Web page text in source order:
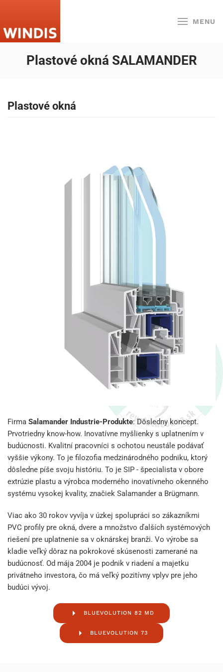
MENU
Plastové okná SALAMANDER
Plastové okná
Firma Salamander Industrie-Produkte: Dôsledny koncept.
Prvotriedny know-how. Inovatívne myšlienky s uplatnením v
budúcnosti. Kvalitní pracovníci s ochotou neustále podávať
vyššie výkony. To je filozofia medzinárodného podniku, ktorý
dôsledne píše svoju históriu. To je SIP - špecialista v obore
extrúzie plastu a výrobca moderného inovatívneho okenného
systému vysokej kvality, značiek Salamander a Brügmann.
Viac ako 30 rokov vyvíja v úzkej spolupráci so zákazníkmi
PVC profily pre okná, dvere a množstvo ďalších systémových
riešení pre uplatnenie sa v oknárskej branži. Vo výrobe sa
kladie veľký dôraz na pokrokové skúsenosti zamerané na
budúcnosť. Od mája 2004 je podnik v riadení a majetku
privátneho investora, čo má veľký pozitívny vplyv pre jeho
budúci vývoj.
BLUEVOLUTION 82 MD
BLUEVOLUTION 73